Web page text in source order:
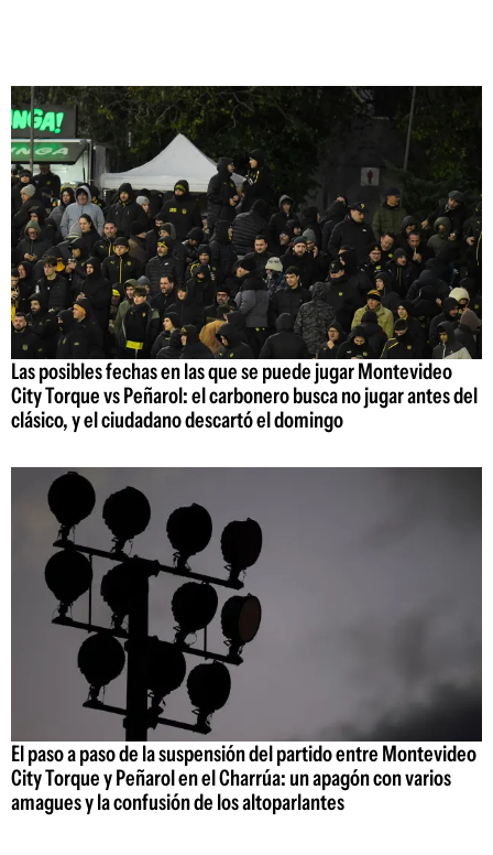
Las posibles fechas en las que se puede jugar Montevideo
City Torque vs Peñarol: el carbonero busca no jugar antes del
clásico, y el ciudadano descartó el domingo
El paso a paso de la suspensión del partido entre Montevideo
City Torque y Peñarol en el Charrúa: un apagón con varios
amagues y la confusión de los altoparlantes